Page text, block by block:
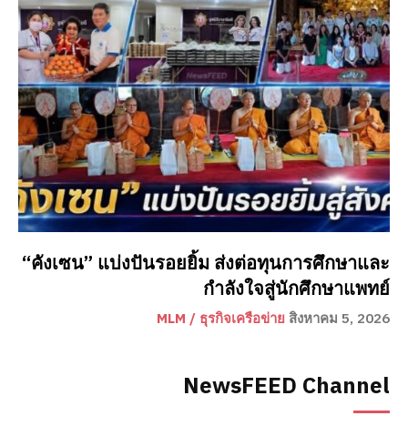
“คังเซน” แบ่งปันรอยยิ้ม ส่งต่อทุนการศึกษาและ
กำลังใจสู่นักศึกษาแพทย์
MLM / ธุรกิจเครือข่าย สิงหาคม 5, 2026
NewsFEED Channel